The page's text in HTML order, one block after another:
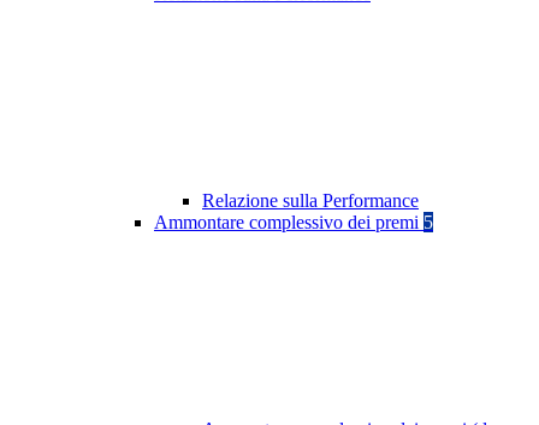
Relazione sulla Performance
Ammontare complessivo dei premi 5